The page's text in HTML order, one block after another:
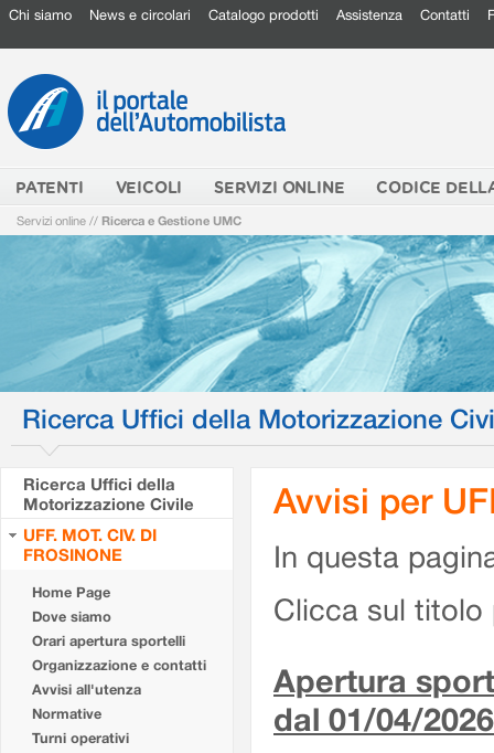
Chi siamo News e circolari Catalogo prodotti Assistenza Contatti
PATENTI VEICOLI SERVIZI ONLINE CODICE
Servizi online // Ricerca e Gestione UMC
Ricerca Uffici della Motorizzazione
Ricerca Uffici della
Motorizzazione Civile
UFF. MOT. CIV. DI
FROSINONE
Home Page
Dove siamo
Orari apertura sportelli
Organizzazione e contatti
Avvisi all'utenza
Normative
Turni operativi
Avvisi per
In questa
Clicca sul titolo
Apertura
dal 01/04/2026